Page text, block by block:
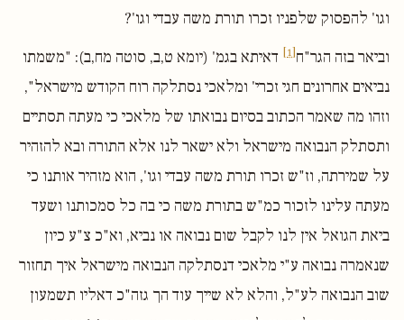
וגו' להפסוק שלפניו זכרו תורת משה עבדי וגו'?
וביאר בזה הגר"ח[1]
דאיתא בגמ' (יומא ט,ב, סוטה מח,ב): "משמתו
נביאים אחרונים חגי זכרי' ומלאכי נסתלקה רוח הקודש מישראל",
וזהו מה שאמר הכתוב בסיום נבואתו של מלאכי כי מעתה תסתיים
ותסתלק הנבואה מישראל ולא ישאר לנו אלא התורה ובא להזהיר
על שמירתה, וז"ש זכרו תורת משה עבדי וגו', הוא מזהיר אותנו כי
מעתה עלינו לזכור כמ"ש בתורת משה כי בה כל סמכותנו ושעד
ביאת הגואל אין לנו לקבל שום נבואה או נביא, וא"כ צ"ע כיון
שנאמרה נבואה ע"י מלאכי דנסתלקה הנבואה מישראל איך תחזור
שוב הנבואה לע"ל, והלא לא שייך עוד הך גזה"כ דאליו תשמעון